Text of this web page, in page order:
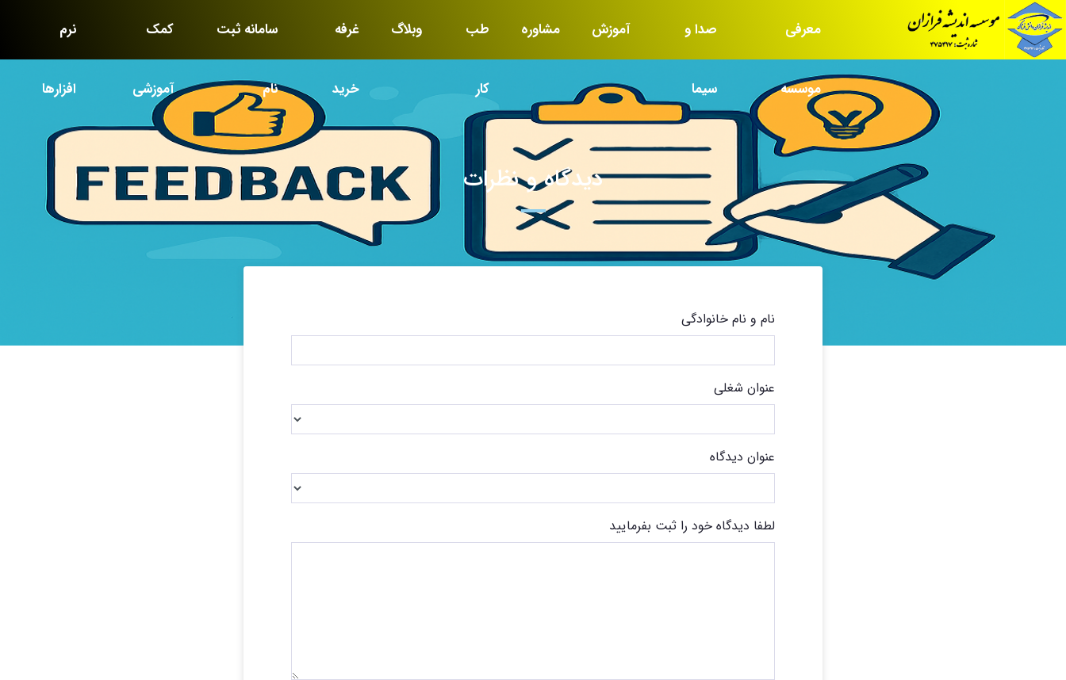
معرفی
موسسه
صدا و
سیما
آموزش مشاوره طب
کار
وبلاگ غرفه
خرید
سامانه ثبت
نام
کمک
آموزشی
نرم
افزارها
دیدگاه و نظرات
نام و نام خانوادگی
عنوان شغلی
عنوان دیدگاه
لطفا دیدگاه خود را ثبت بفرمایید